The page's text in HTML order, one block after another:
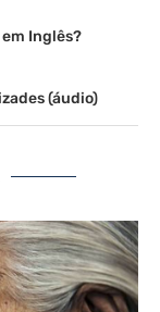
Inglês?
(áudio)